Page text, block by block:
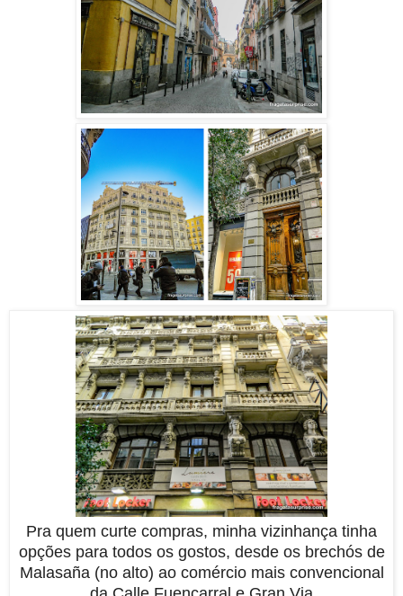
Pra quem curte compras, minha vizinhança tinha
opções para todos os gostos, desde os brechós de
Malasaña (no alto) ao comércio mais convencional